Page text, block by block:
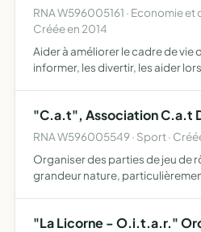
RNA W596005161 · Economie
Créée en 2014
Aider à améliorer le cadre de vie
informer, les divertir, les aider
"C.a.t", Association C.a.t
RNA W596005549 · Sport ·
Organiser des parties de jeu de
grandeur nature,
"La Licorne - O.i.t.a.r."